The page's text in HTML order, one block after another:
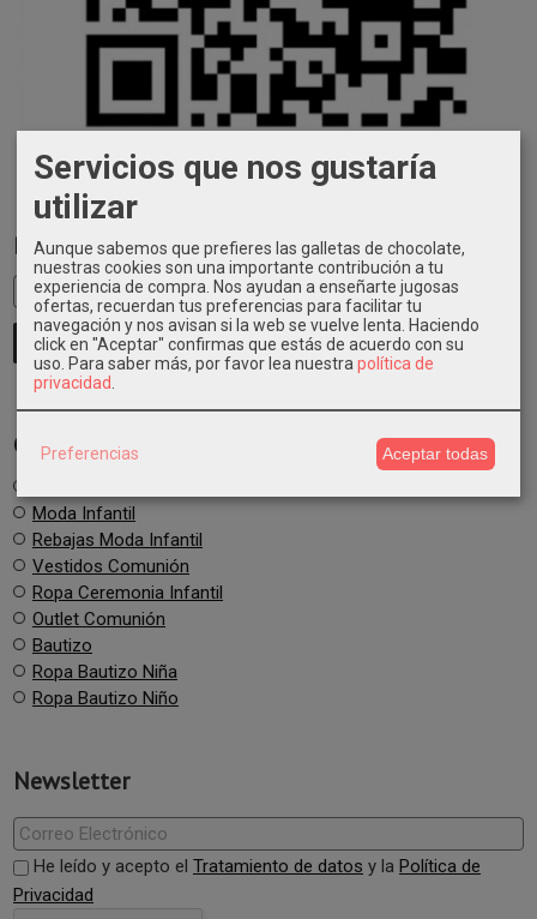
Busca en el Blog
Categorías del Blog
Moda Infantil
Rebajas Moda Infantil
Vestidos Comunión
Ropa Ceremonia Infantil
Outlet Comunión
Bautizo
Ropa Bautizo Niña
Ropa Bautizo Niño
Newsletter
He leído y acepto el Tratamiento de datos y la Política de
Privacidad
Servicios que nos gustaría
utilizar
Aunque sabemos que prefieres las galletas de chocolate,
nuestras cookies son una importante contribución a tu
experiencia de compra. Nos ayudan a enseñarte jugosas
ofertas, recuerdan tus preferencias para facilitar tu
navegación y nos avisan si la web se vuelve lenta. Haciendo
click en "Aceptar" confirmas que estás de acuerdo con su
uso. Para saber más, por favor lea nuestra política de
privacidad
Preferencias Aceptar todas